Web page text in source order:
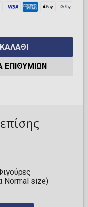
ΕΠΙΘΥΜΙΏΝ
Normal size)